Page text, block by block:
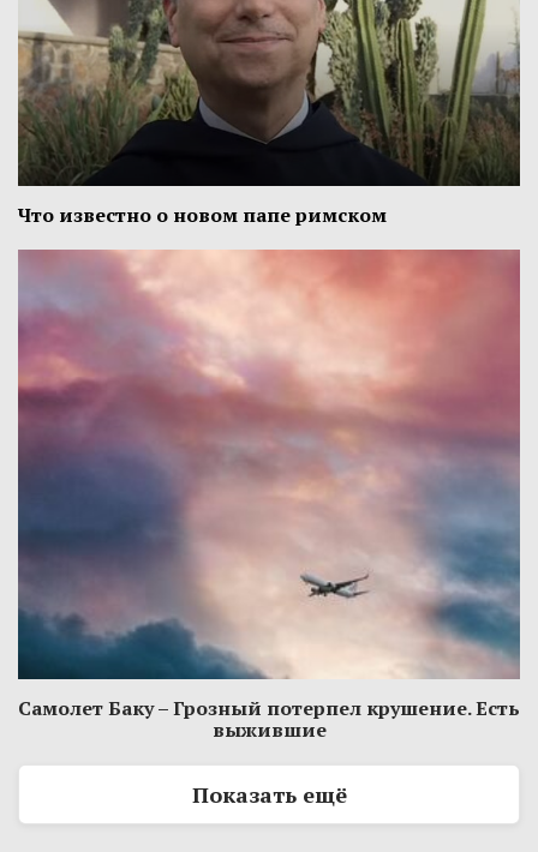
Что известно о новом папе римском
Самолет Баку – Грозный потерпел крушение. Есть
выжившие
Показать ещё